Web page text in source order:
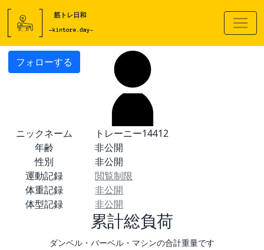
フォローする
ニックネーム
トレーニー14412
年齢
非公開
性別
非公開
運動記録
閲覧制限
体重記録
非公開
体型記録
非公開
累計総負荷
ダンベル・バーベル・マシンの合計重量です